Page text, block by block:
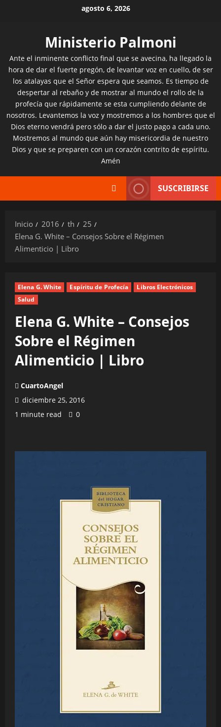
agosto 6, 2026
Ministerio Palmoni
Ante el inminente conflicto final que se avecina, ha llegado la
hora de dar el fuerte pregón, de levantar voz en cuello, de ser
los atalayas que el Señor espera que seamos. Es tiempo de
despertar al rebaño y de mostrar al mundo el rollo de la
profecía que rápidamente se esta cumpliendo delante de
nosotros. Levantemos la voz y mostremos a los hombres que el
Dios eterno vendrá pero sólo a dar el justo pago a cada uno.
Mostremos al mundo que aún hay misericordia de nuestro
Dios y que se preparen con un corazón contrito de espíritu.
Amén
SUSCRIBIRSE
Inicio 2016 th
25
Elena G. White – Consejos Sobre el Régimen
Alimenticio | Libro
Elena G. White Espíritu de Profecía
Libros Electrónicos
Salud
Elena G. White – Consejos
Sobre el Régimen
Alimenticio | Libro
CuartoAngel
diciembre 25, 2016
1 minute read
0